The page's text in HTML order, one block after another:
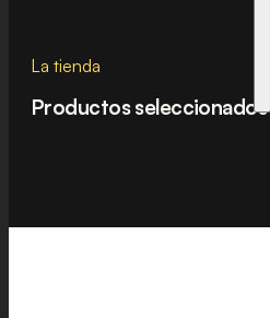
La tienda
Productos seleccionados